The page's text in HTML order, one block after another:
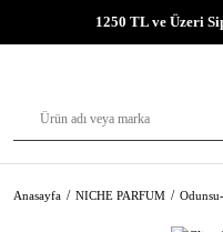
1250 TL ve Üzeri
Anasayfa NICHE PARFUM